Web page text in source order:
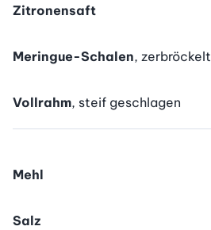
Zitronensaft
Meringue-Schalen, zerbröckelt
Vollrahm, steif geschlagen
Mehl
Salz